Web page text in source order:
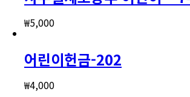
₩5,000
어린이헌금-202
₩4,000